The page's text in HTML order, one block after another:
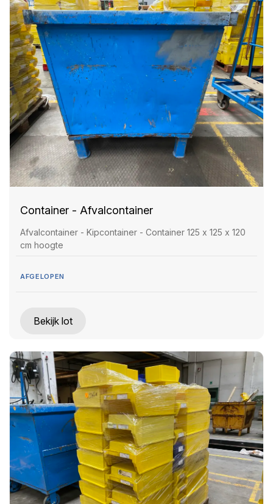
Container - Afvalcontainer
Afvalcontainer - Kipcontainer - Container 125 x 125 x 120
cm hoogte
AFGELOPEN
Bekijk lot